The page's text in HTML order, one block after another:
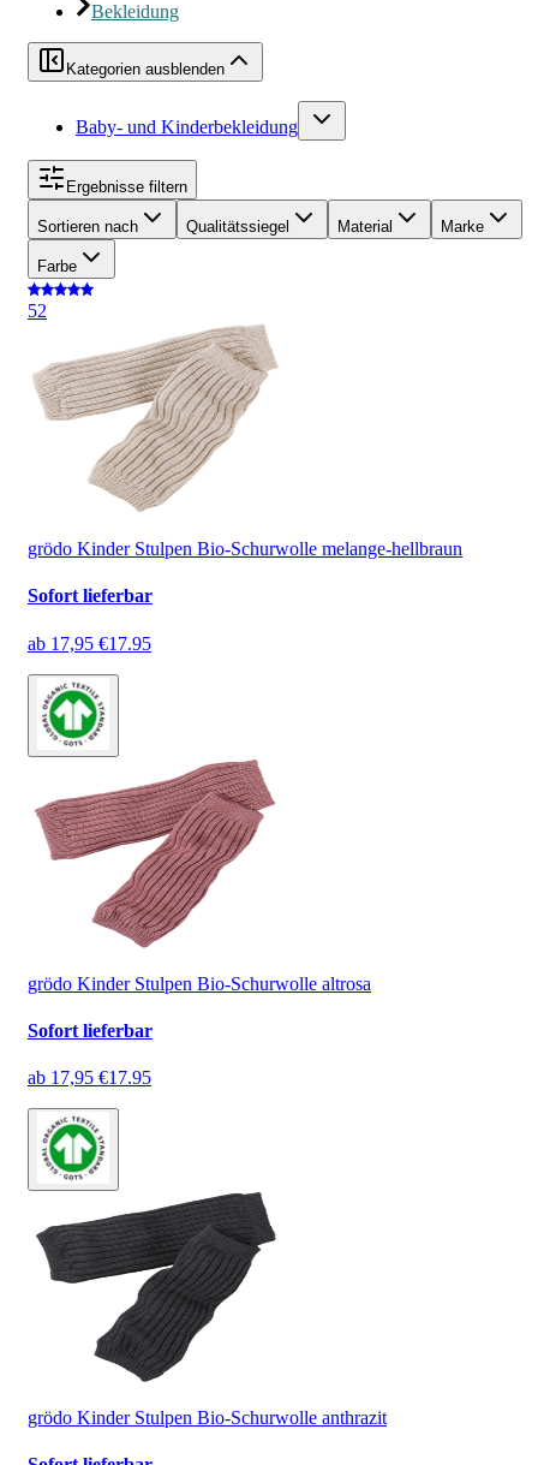
Bekleidung
Kategorien ausblenden
Baby- und Kinderbekleidung
Ergebnisse filtern
Sortieren nach Qualitätssiegel Material Marke
Farbe
52
grödo Kinder Stulpen Bio-Schurwolle melange-hellbraun
Sofort lieferbar
ab 17,95 €17.95
grödo Kinder Stulpen Bio-Schurwolle altrosa
Sofort lieferbar
ab 17,95 €17.95
grödo Kinder Stulpen Bio-Schurwolle anthrazit